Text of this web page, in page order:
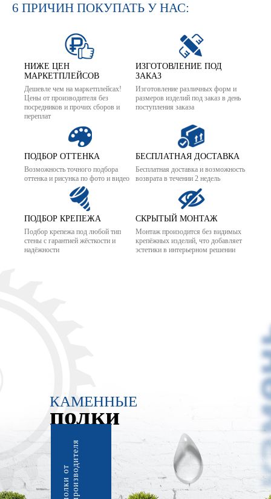
6 ПРИЧИН ПОКУПАТЬ У НАС:
НИЖЕ ЦЕН
МАРКЕТПЛЕЙСОВ
Дешевле чем на маркетплейсах!
Цены от производителя без
посредников и прочих сборов и
переплат
ИЗГОТОВЛЕНИЕ ПОД
ЗАКАЗ
Изготовление различных форм и
размеров изделий под заказ в день
поступления заказа
ПОДБОР ОТТЕНКА
Возможность точного подбора
оттенка и рисунка по фото и видео
БЕСПЛАТНАЯ ДОСТАВКА
Бесплатная доставка и возможность
возврата в течении 2 недель
ПОДБОР КРЕПЕЖА
Подбор крепежа под любой тип
стены с гарантией жёсткости и
надёжности
СКРЫТЫЙ МОНТАЖ
Монтаж произодится без видимых
крепёжных изделий, что добавляет
эстетики в интерьерном решении
КАМЕННЫЕ
полки
п
о
л
к
и
о
т
п
р
о
и
з
в
о
д
и
т
е
ля